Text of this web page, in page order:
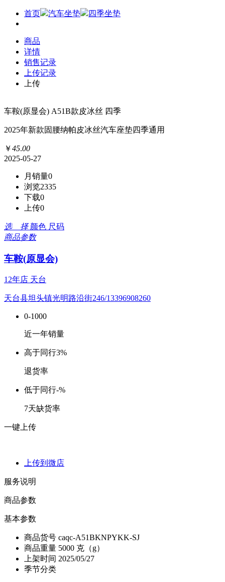
首页 汽车坐垫 四季坐垫
商品
详情
销售记录
上传记录
上传
车鞍(原显会) A51B款皮冰丝 四季
2025年新款固腰纳帕皮冰丝汽车座垫四季通用
￥45.00
2025-05-27
月销量0
浏览2335
下载0
上传0
选 择 颜色 尺码
商品参数
车鞍(原显会)
12年店 天台
天台县坦头镇光明路沿街246/13396908260
0-1000
近一年销量
高于同行3%
退货率
低于同行-%
7天缺货率
一键上传
上传到微店
服务说明
商品参数
基本参数
商品货号 caqc-A51BKNPYKK-SJ
商品重量 5000 克（g）
上架时间 2025/05/27
季节分类